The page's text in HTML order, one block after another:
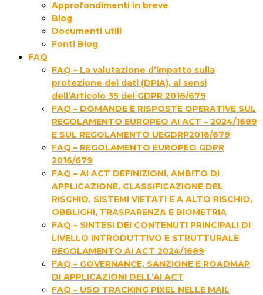
Approfondimenti in breve
Blog
Documenti utili
Fonti Blog
FAQ
FAQ – La valutazione d’impatto sulla
protezione dei dati (DPIA), ai sensi
dell’Articolo 35 del GDPR 2016/679
FAQ – DOMANDE E RISPOSTE OPERATIVE SUL
REGOLAMENTO EUROPEO AI ACT – 2024/1689
E SUL REGOLAMENTO UEGDRP2016/679
FAQ – REGOLAMENTO EUROPEO GDPR
2016/679
FAQ – AI ACT DEFINIZIONI, AMBITO DI
APPLICAZIONE, CLASSIFICAZIONE DEL
RISCHIO, SISTEMI VIETATI E A ALTO RISCHIO,
OBBLIGHI, TRASPARENZA E BIOMETRIA
FAQ – SINTESI DEI CONTENUTI PRINCIPALI DI
LIVELLO INTRODUTTIVO E STRUTTURALE
REGOLAMENTO AI ACT 2024/1689
FAQ – GOVERNANCE, SANZIONE E ROADMAP
DI APPLICAZIONI DELL’AI ACT
FAQ – USO TRACKING PIXEL NELLE MAIL